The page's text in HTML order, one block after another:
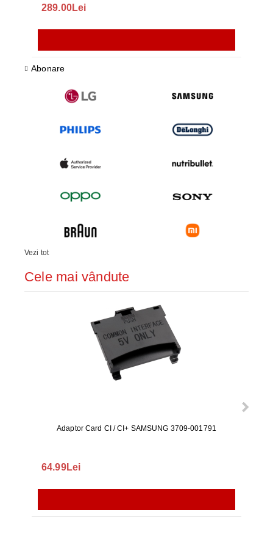
289.00Lei
Abonare
Vezi tot
Cele mai vândute
Adaptor Card CI / CI+ SAMSUNG 3709-001791
64.99Lei